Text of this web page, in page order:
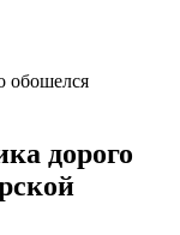
обошелся
дорого